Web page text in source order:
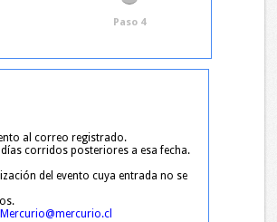
Paso 4
al correo registrado.
corridos posteriores a esa fecha.
del evento cuya entrada no se